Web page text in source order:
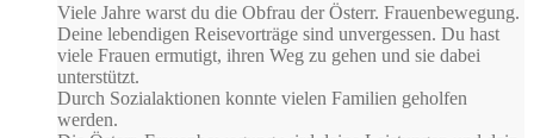
Viele Jahre warst du die Obfrau der Österr. Frauenbewegung.
Deine lebendigen Reisevorträge sind unvergessen. Du hast
viele Frauen ermutigt, ihren Weg zu gehen und sie dabei
unterstützt.
Durch Sozialaktionen konnte vielen Familien geholfen
werden.